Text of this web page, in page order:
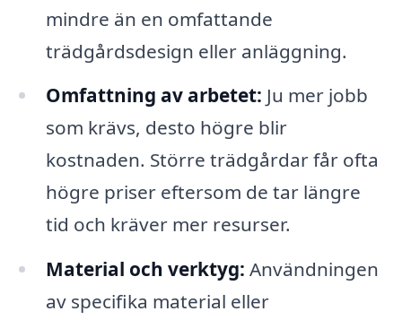
mindre än en omfattande
trädgårdsdesign eller anläggning.
Omfattning av arbetet: Ju mer jobb
som krävs, desto högre blir
kostnaden. Större trädgårdar får ofta
högre priser eftersom de tar längre
tid och kräver mer resurser.
Material och verktyg: Användningen
av specifika material eller